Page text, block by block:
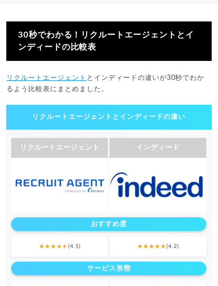
30秒でわかる！リクルートエージェントとイ
ンディードの比較表
リクルートエージェント とインディードの違いが30秒でわか
るよう比較表にまとめました。
リクルートエージェントとインディードの違い
リクルートエージェント インディード
おすすめ度
(4.5) (4.2)
サービス形態